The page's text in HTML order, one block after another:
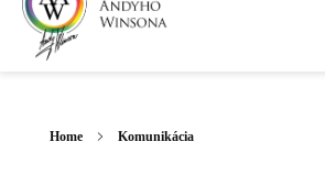
Home Komunikácia